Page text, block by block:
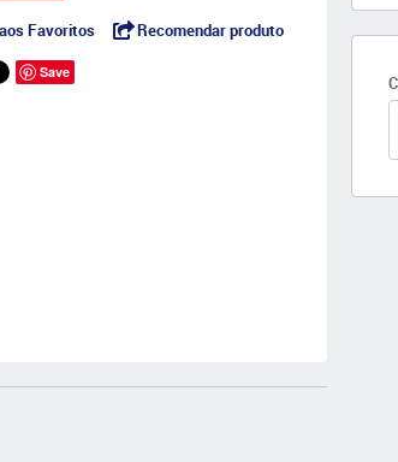
Favoritos Recomendar produto
Save